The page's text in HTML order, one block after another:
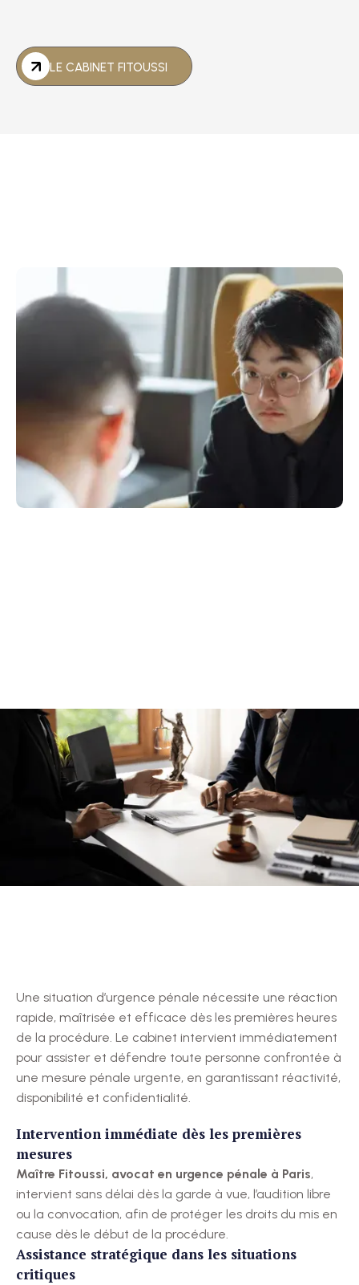
LE CABINET FITOUSSI
Credit
Une situation d’urgence pénale nécessite une réaction
rapide, maîtrisée et efficace dès les premières heures
de la procédure. Le cabinet intervient immédiatement
pour assister et défendre toute personne confrontée à
une mesure pénale urgente, en garantissant réactivité,
disponibilité et confidentialité.
Intervention immédiate dès les premières
mesures
Maître Fitoussi, avocat en urgence pénale à Paris,
intervient sans délai dès la garde à vue, l’audition libre
ou la convocation, afin de protéger les droits du mis en
cause dès le début de la procédure.
Assistance stratégique dans les situations
critiques